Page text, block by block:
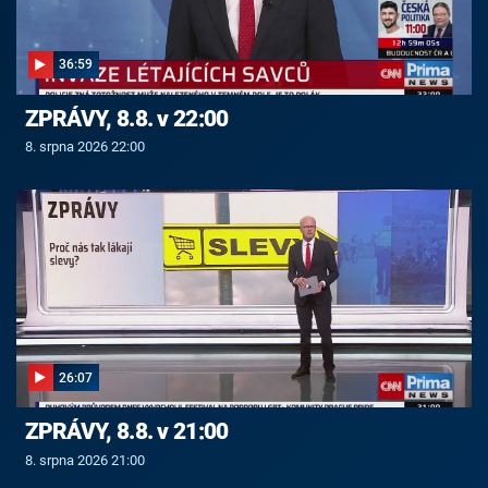
36:59
ZPRÁVY, 8.8. v 22:00
8. srpna 2026 22:00
26:07
ZPRÁVY, 8.8. v 21:00
8. srpna 2026 21:00